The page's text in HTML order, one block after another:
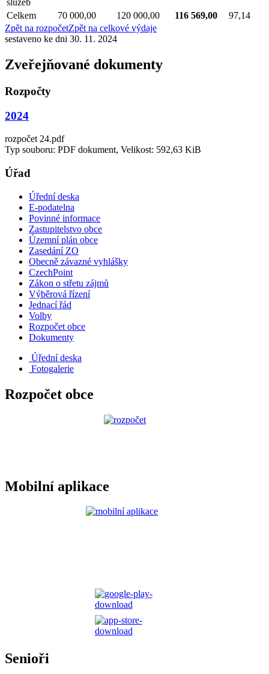
služeb
Celkem
70 000,00 120 000,00 116 569,00
97,14
Zpět na rozpočetZpět na celkové výdaje
sestaveno ke dni 30. 11. 2024
Zveřejňované dokumenty
Rozpočty
2024
rozpočet 24.pdf
Typ souboru: PDF dokument, Velikost: 592,63 KiB
Úřad
Úřední deska
E-podatelna
Povinné informace
Zastupitelstvo obce
Územní plán obce
Zasedání ZO
Obecně závazné vyhlášky
CzechPoint
Zákon o střetu zájmů
Výběrová řízení
Jednací řád
Volby
Rozpočet obce
Dokumenty
Úřední deska
Fotogalerie
Rozpočet obce
Mobilní aplikace
Senioři